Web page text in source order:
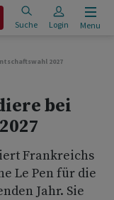
Suche Login Menu
2027
bei
Frankreichs
Le Pen für die
Jahr. Sie